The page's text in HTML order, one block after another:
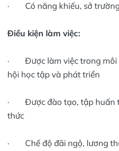
· Có năng khiếu, sở
Điều kiện làm việc:
· Được làm việc trong môi
hội học tập và phát triển
· Được đào tạo, tập huấn
thức
· Chế độ đãi ngộ, lương